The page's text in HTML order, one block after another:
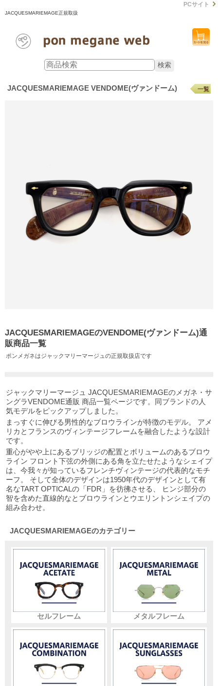
JACQUESMARIEMAGE正規取扱
PCサイト
JACQUESMARIEMAGE VENDOME(ヴァンドーム)
JACQUESMARIEMAGEのVENDOME(ヴァンドーム)通
販商品一覧
ポンメガネはジャックマリーマージュの正規取扱店です
ジャックマリーマージュ JACQUESMARIEMAGEのメガネ・サ
ングラVENDOME通販 商品一覧ページです。同ブランドの人
気モデルをピックアップしました。
まっすぐに伸びる男性的なブロウラインが特徴のモデル。 アメ
リカとフランスのヴィンテージフレームを融合したような設計
です。
重心がやや上にあるブリッジの配置とボリュームのあるブロウ
ライン フロント下弦の外側にある角を立たせたようなシェイプ
は、今我々が知っているフレンチヴィンテージの代表的なモチ
ーフ。 そして全体のデザインは1950年代のデザインとして有
名なTART OPTICALの「FDR」を彷彿させる、 ヒンジ部分の
智を含めた直線的なとブロウラインとウエリントンシェイプの
組み合わせ。
JACQUESMARIEMAGEのカテゴリー
セルフレーム メタルフレーム
一覧